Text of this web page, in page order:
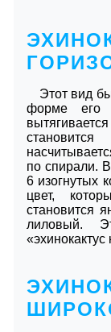
Этот вид
форме его
по спирали.
6 изогнутых
цвет,
становится
лиловый.